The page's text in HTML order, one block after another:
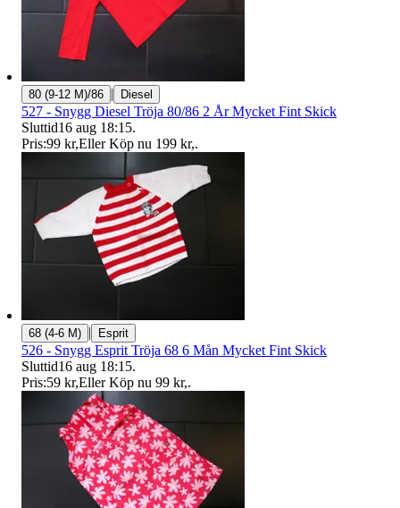
80 (9-12 M)/86 | Diesel
527 - Snygg Diesel Tröja 80/86 2 År Mycket Fint Skick
Sluttid16 aug 18:15.
Pris:99 kr,Eller Köp nu 199 kr,.
68 (4-6 M) | Esprit
526 - Snygg Esprit Tröja 68 6 Mån Mycket Fint Skick
Sluttid16 aug 18:15.
Pris:59 kr,Eller Köp nu 99 kr,.